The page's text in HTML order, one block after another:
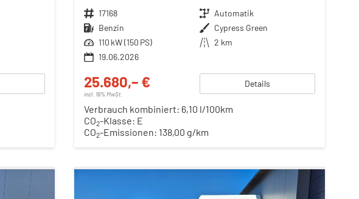
Fahrzeugnr. 17168 Getriebe Automatik
Kraftstoff Benzin Außenfarbe Cypress Green
Leistung 110 kW (150 PS) Kilometerstand 2 km
19.06.2026
25.680,– €
incl. 19% MwSt.
Details
Verbrauch kombiniert: 6,10 l/100km
CO2-Klasse: E
CO2-Emissionen: 138,00 g/km